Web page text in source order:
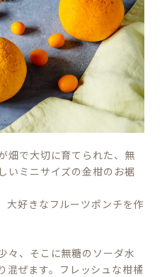
畑で大切に育てられた、無
いミニサイズの金柑のお裾
大好きなフルーツポンチを作
々、そこに無糖のソーダ水
混ぜます。フレッシュな柑橘